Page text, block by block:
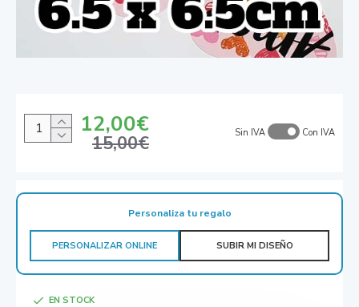
12,00€
15,00€ Sin IVA Con IVA
EN STOCK
Personaliza tu regalo
PERSONALIZAR ONLINE SUBIR MI DISEÑO